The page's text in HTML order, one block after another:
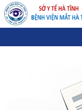
Đã kết nối EMC